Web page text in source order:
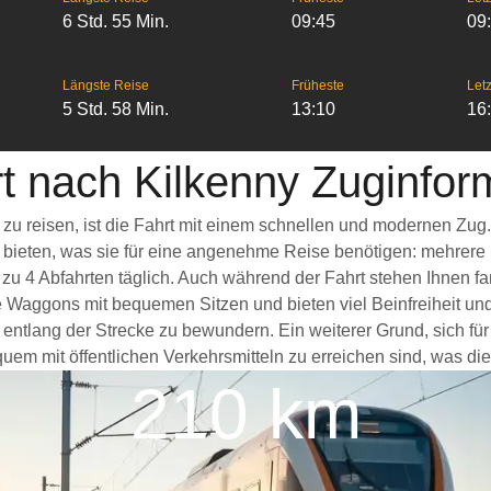
6 Std. 55 Min. 09:45
Längste Reise
5 Std. 58 Min.
Früheste
13:10
nach Kilkenny
reisen, ist die Fahrt mit einem schnellen und modernen
was sie für eine angenehme Reise benötigen:
4 Abfahrten täglich. Auch während der Fahrt stehen Ihnen
mit bequemen Sitzen und bieten viel Beinfreiheit
der Strecke zu bewundern. Ein weiterer Grund, sich
mit öffentlichen Verkehrsmitteln zu erreichen sind, was
210 km